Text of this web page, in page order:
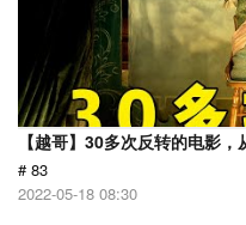
【越哥】30多次反转的电影
# 83
2022-05-18 08:30